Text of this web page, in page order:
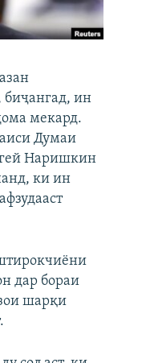
биҷангад, ин
мекард.
Думаи
Наришкин
ки ин
дар бораи
шарқи